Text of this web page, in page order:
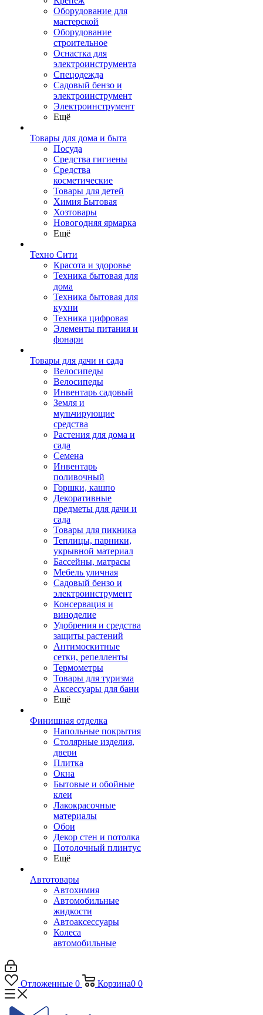
Оборудование для
мастерской
Оборудование
строительное
Оснастка для
электроинструмента
Спецодежда
Садовый бензо и
электроинструмент
Электроинструмент
Ещё
Товары для дома и быта
Посуда
Средства гигиены
Средства
косметические
Товары для детей
Химия Бытовая
Хозтовары
Новогодняя ярмарка
Ещё
Техно Сити
Красота и здоровье
Техника бытовая для
дома
Техника бытовая для
кухни
Техника цифровая
Элементы питания и
фонари
Товары для дачи и сада
Велосипеды
Велосипеды
Инвентарь садовый
Земля и
мульчирующие
средства
Растения для дома и
сада
Семена
Инвентарь
поливочный
Горшки, кашпо
Декоративные
предметы для дачи и
сада
Товары для пикника
Теплицы, парники,
укрывной материал
Бассейны, матрасы
Мебель уличная
Садовый бензо и
электроинструмент
Консервация и
виноделие
Удобрения и средства
защиты растений
Антимоскитные
сетки, репелленты
Термометры
Товары для туризма
Аксессуары для бани
Ещё
Финишная отделка
Напольные покрытия
Столярные изделия,
двери
Плитка
Окна
Бытовые и обойные
клеи
Лакокрасочные
материалы
Обои
Декор стен и потолка
Потолочный плинтус
Ещё
Автотовары
Автохимия
Автомобильные
жидкости
Автоаксессуары
Колеса
автомобильные
Отложенные 0 Корзина0 0